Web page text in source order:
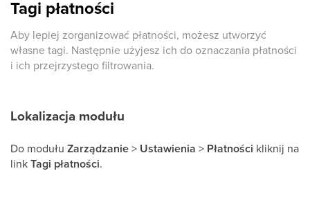
Tagi płatności
Aby lepiej zorganizować płatności, możesz utworzyć
własne tagi. Następnie użyjesz ich do oznaczania płatności
i ich przejrzystego filtrowania.
Lokalizacja modułu
Do modułu Zarządzanie> Ustawienia > Płatności kliknij na
linkTagi płatności.